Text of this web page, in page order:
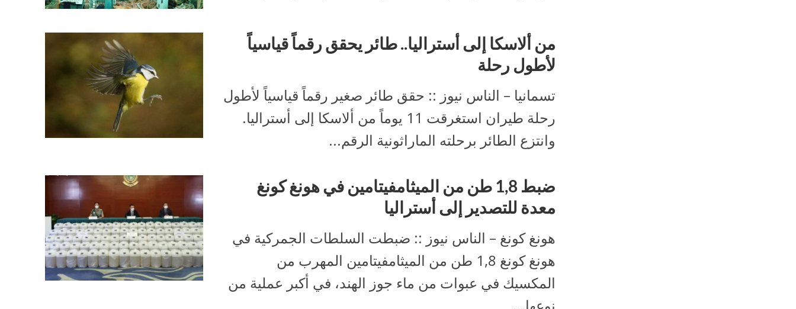
من ألاسكا إلى أستراليا.. طائر يحقق رقماً قياسياً
لأطول رحلة
تسمانيا – الناس نيوز :: حقق طائر صغير رقماً قياسياً لأطول
رحلة طيران استغرقت 11 يوماً من ألاسكا إلى أستراليا.
وانتزع الطائر برحلته الماراثونية الرقم...
ضبط 1,8 طن من الميثامفيتامين في هونغ كونغ
معدة للتصدير إلى أستراليا
هونغ كونغ – الناس نيوز :: ضبطت السلطات الجمركية في
هونغ كونغ 1,8 طن من الميثامفيتامين المهرب من
المكسيك في عبوات من ماء جوز الهند، في أكبر عملية من
نوعها...